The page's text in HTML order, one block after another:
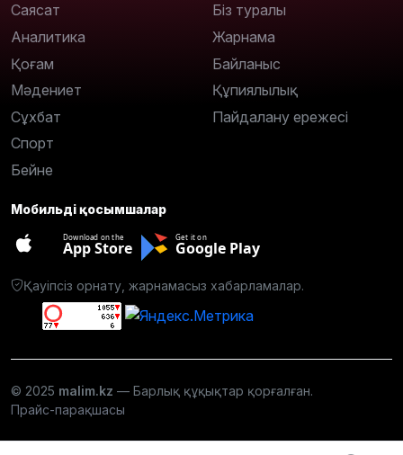
Саясат
Аналитика
Қоғам
Мәдениет
Сұхбат
Спорт
Бейне
Біз туралы
Жарнама
Байланыс
Құпиялылық
Пайдалану ережесі
Мобильді қосымшалар
Download on the
App Store
Get it on
Google Play
Қауіпсіз орнату, жарнамасыз хабарламалар.
© 2025 malim.kz — Барлық құқықтар қорғалған.
Прайс-парақшасы